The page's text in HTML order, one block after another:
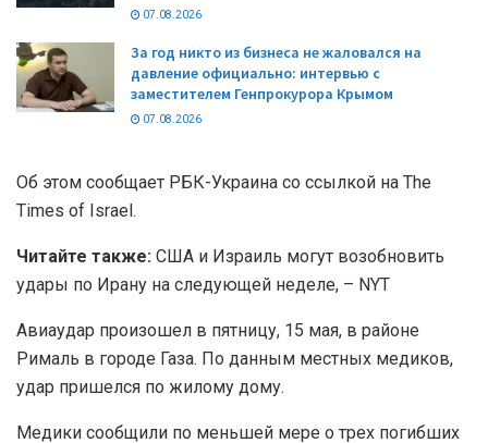
07.08.2026
За год никто из бизнеса не жаловался на
давление официально: интервью с
заместителем Генпрокурора Крымом
07.08.2026
Об этом сообщает РБК-Украина со ссылкой на The
Times of Israel.
Читайте также: США и Израиль могут возобновить
удары по Ирану на следующей неделе, – NYT
Авиаудар произошел в пятницу, 15 мая, в районе
Рималь в городе Газа. По данным местных медиков,
удар пришелся по жилому дому.
Медики сообщили по меньшей мере о трех погибших